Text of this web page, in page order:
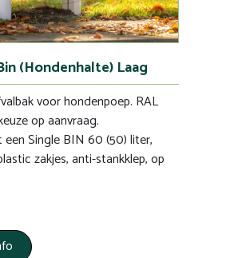
(Hondenhalte) Laag
voor hondenpoep. RAL
op aanvraag.
Single BIN 60 (50) liter,
zakjes, anti-stankklep, op